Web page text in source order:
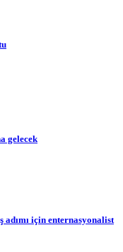
gelecek
için enternasyonalist